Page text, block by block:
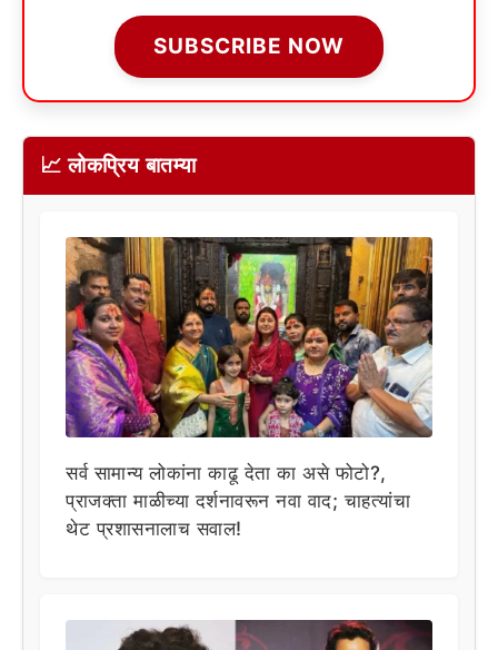
SUBSCRIBE NOW
📈 लोकप्रिय बातम्या
सर्व सामान्य लोकांना काढू देता का असे फोटो?,
प्राजक्ता माळीच्या दर्शनावरून नवा वाद; चाहत्यांचा
थेट प्रशासनालाच सवाल!